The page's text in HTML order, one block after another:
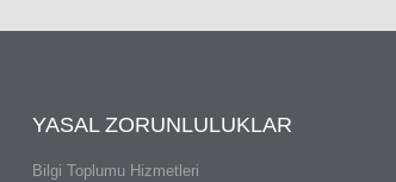
YASAL ZORUNLULUKLAR
Bilgi Toplumu Hizmetleri